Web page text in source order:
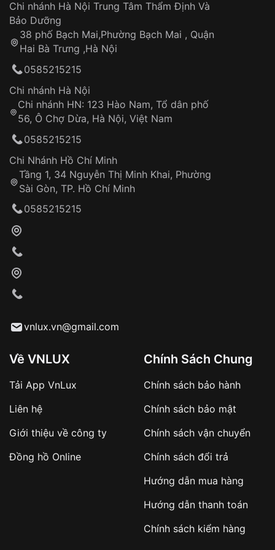
Áp dụng cho tất cả tỉnh thành trên toàn quốc
Thời gian tính từ khi xác nhận đơn hàng thành
công
Hotline: 0585 215 215
Từ khóa SEO:
Khách hàng kiểm tra và thanh toán trực tiếp
Từ khóa SEO:
sản phẩm đặc biệt
hàng
Số tiền còn lại thanh toán khi nhận hàng hoặc
✔️ Đảm bảo xử lý đơn hàng nhanh chóng
✔️ Hạn chế tình trạng hủy đơn không mong
Dây đeo
Sản phẩm đã bị:
Tự ý sửa chữa
thống VNLUX
Đảm bảo quyền lợi khách hàng
Đồng hành cùng khách hàng trong suốt quá
trình sử dụng
Chi nhánh Hà Nội Trung Tâm Thẩm Định Và
Bảo Dưỡng
38 phố Bạch Mai,Phường Bạch Mai , Quận
Hai Bà Trưng ,Hà Nội
0585215215
Chi nhánh Hà Nội
Chi nhánh HN: 123 Hào Nam, Tổ dân phố
56, Ô Chợ Dừa, Hà Nội, Việt Nam
0585215215
Chi Nhánh Hồ Chí Minh
Tầng 1, 34 Nguyễn Thị Minh Khai, Phường
Sài Gòn, TP. Hồ Chí Minh
0585215215
vnlux.vn@gmail.com
Về VNLUX
Tải App VnLux
Liên hệ
Giới thiệu về công ty
Đồng hồ Online
Chính Sách Chung
Chính sách bảo hành
Chính sách bảo mật
Chính sách vận chuyển
Chính sách đổi trả
Hướng dẫn mua hàng
Hướng dẫn thanh toán
Chính sách kiểm hàng